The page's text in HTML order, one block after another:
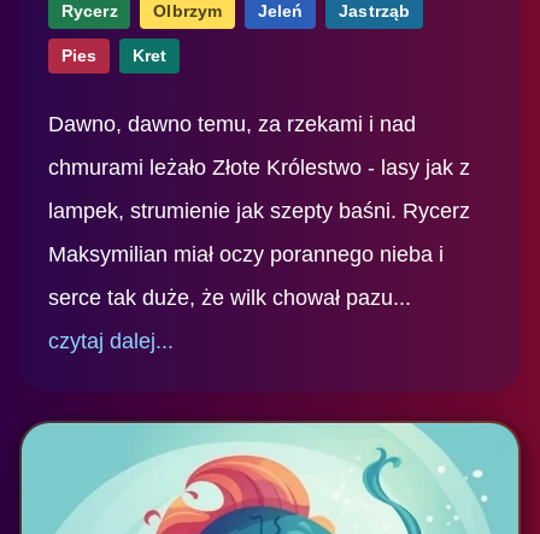
Rycerz Olbrzym Jeleń Jastrząb
Pies Kret
Dawno, dawno temu, za rzekami i nad
chmurami leżało Złote Królestwo - lasy jak z
lampek, strumienie jak szepty baśni. Rycerz
Maksymilian miał oczy porannego nieba i
serce tak duże, że wilk chował pazu...
czytaj dalej...